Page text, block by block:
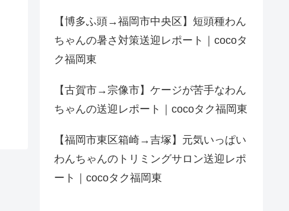
【博多ふ頭→福岡市中央区】短頭種わん
ちゃんの暑さ対策送迎レポート｜cocoタ
ク福岡東
【古賀市→宗像市】ケージが苦手なわん
ちゃんの送迎レポート｜cocoタク福岡東
【福岡市東区箱崎→吉塚】元気いっぱい
わんちゃんのトリミングサロン送迎レポ
ート｜cocoタク福岡東